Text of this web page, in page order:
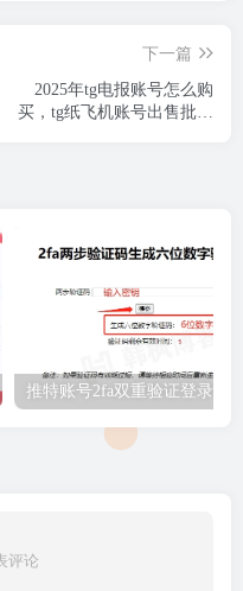
下一篇
2025年tg电报账号怎么购
买，tg纸飞机账号出售批发
推特账号2fa双重验证登录教
评论